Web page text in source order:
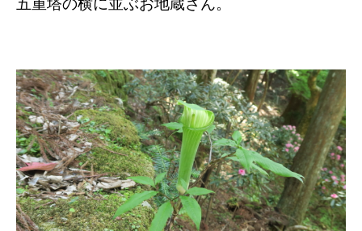
五重塔の横に並ぶお地蔵さん。